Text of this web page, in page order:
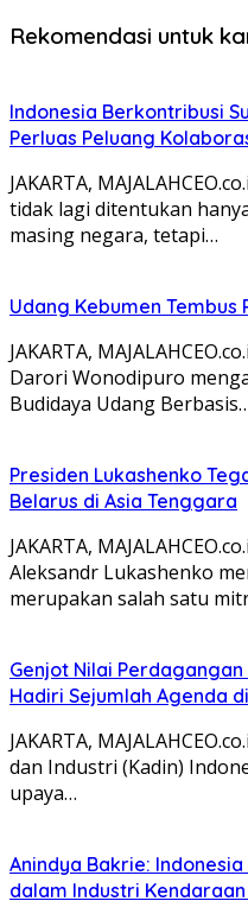
Rekomendasi untuk
Indonesia Berkontribusi
Perluas Peluang
JAKARTA,
tidak lagi ditentukan
masing negara, tetapi…
Udang Kebumen Tembus
JAKARTA,
Darori Wonodipuro
Budidaya Udang
Presiden Lukashenko
Belarus di Asia Tenggara
JAKARTA,
Aleksandr Lukashenko
merupakan salah satu
Genjot Nilai
Hadiri Sejumlah Agenda
JAKARTA,
dan Industri (Kadin)
upaya…
Anindya Bakrie:
dalam Industri